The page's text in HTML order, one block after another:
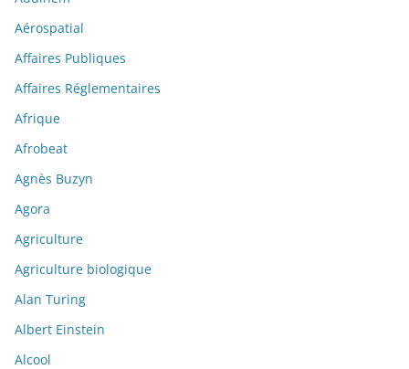
Aérospatial
Affaires Publiques
Affaires Réglementaires
Afrique
Afrobeat
Agnès Buzyn
Agora
Agriculture
Agriculture biologique
Alan Turing
Albert Einstein
Alcool